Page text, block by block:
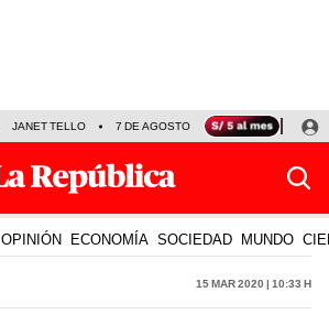
JANET TELLO 7 DE AGOSTO TINKA RESULTADOS
OPINIÓN ECONOMÍA SOCIEDAD MUNDO
15 Mar 2020 | 10:33 h